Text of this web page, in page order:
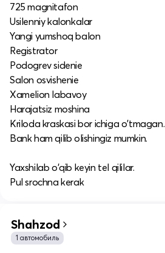
725 magnitafon
Usilenniy kalonkalar
Yangi yumshoq balon
Registrator
Podogrev sidenie
Salon osvishenie
Xamelion labavoy
Harajatsiz moshina
Kriloda kraskasi bor ichiga o'tmagan.
Bank ham qilib olishingiz mumkin.
Yaxshilab o'qib keyin tel qililar.
Pul srochna kerak
Shahzod
1 автомобиль